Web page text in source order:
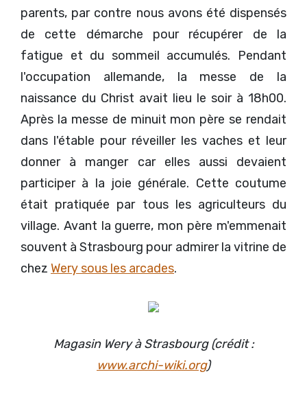
parents, par contre nous avons été dispensés
de cette démarche pour récupérer de la
fatigue et du sommeil accumulés. Pendant
l'occupation allemande, la messe de la
naissance du Christ avait lieu le soir à 18h00.
Après la messe de minuit mon père se rendait
dans l'étable pour réveiller les vaches et leur
donner à manger car elles aussi devaient
participer à la joie générale. Cette coutume
était pratiquée par tous les agriculteurs du
village. Avant la guerre, mon père m'emmenait
souvent à Strasbourg pour admirer la vitrine de
chez Wery sous les arcades.
Magasin Wery à Strasbourg (crédit :
www.archi-wiki.org)